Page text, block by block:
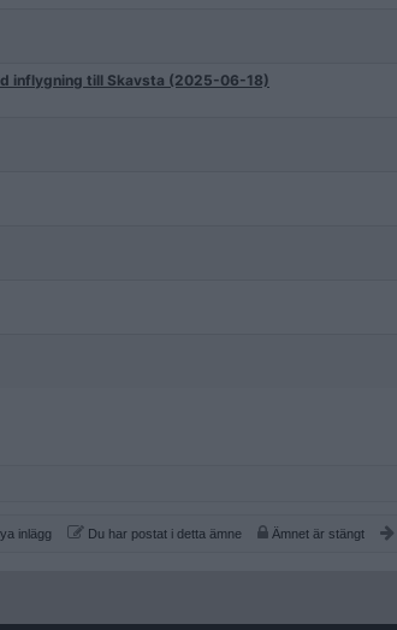
inflygning till Skavsta (2025-06-18)
inlägg Du har postat i detta ämne Ämnet är stängt